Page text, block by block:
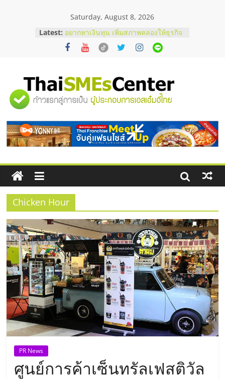
Saturday, August 8, 2026
Latest: อยากหาเงินทุน เพิ่มสภาพคล่องให้ธุรกิจ
เริ่มยังไงให้ผ่านฉลุย
สัมมนาออนไลน์ โอกาสบริหารสถานี
ThaiFranchise Meet Up จับคู่แฟรน
ไชส์ ครั้งที่ 8
ร้านเครื่องเสียงคุณภาพสูง พร้อม
บริษัท Cybersecurity ในไทยที่ไหนดี?
วิธีเลือกผู้ให้บริการให้คุ้มค่าและตอบ
โจทย์ธุรกิจ
"ศูนย์
รวม
ข้อมูล
ธุรกิจ
SME
แห่ง
ประเทศไทย,
ThaiSMEsCenter,
รวม
ธุรกิจ
Chicken Hour
PR News
ศูนย์การค้าเซ็นทรัลเฟสติวัล